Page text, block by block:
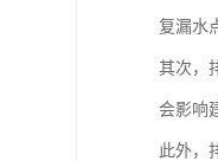
复漏水
其次，
会影响
此外，